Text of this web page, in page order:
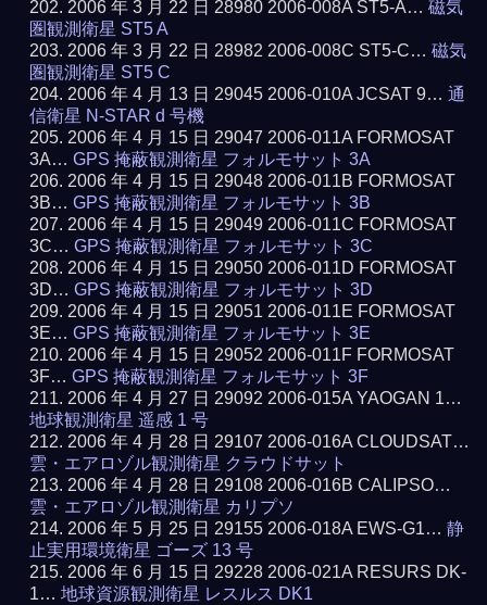
2006 年 3 月 22 日 28980 2006-008A ST5-A…磁気
圏観測衛星 ST5 A
2006 年 3 月 22 日 28982 2006-008C ST5-C…磁気
圏観測衛星 ST5 C
2006 年 4 月 13 日 29045 2006-010A JCSAT 9…通
信衛星 N-STAR d 号機
2006 年 4 月 15 日 29047 2006-011A FORMOSAT
3A…GPS 掩蔽観測衛星 フォルモサット 3A
2006 年 4 月 15 日 29048 2006-011B FORMOSAT
3B…GPS 掩蔽観測衛星 フォルモサット 3B
2006 年 4 月 15 日 29049 2006-011C FORMOSAT
3C…GPS 掩蔽観測衛星 フォルモサット 3C
2006 年 4 月 15 日 29050 2006-011D FORMOSAT
3D…GPS 掩蔽観測衛星 フォルモサット 3D
2006 年 4 月 15 日 29051 2006-011E FORMOSAT
3E…GPS 掩蔽観測衛星 フォルモサット 3E
2006 年 4 月 15 日 29052 2006-011F FORMOSAT
3F…GPS 掩蔽観測衛星 フォルモサット 3F
2006 年 4 月 27 日 29092 2006-015A YAOGAN 1…
地球観測衛星 遥感 1 号
2006 年 4 月 28 日 29107 2006-016A CLOUDSAT…
雲・エアロゾル観測衛星 クラウドサット
2006 年 4 月 28 日 29108 2006-016B CALIPSO…
雲・エアロゾル観測衛星 カリプソ
2006 年 5 月 25 日 29155 2006-018A EWS-G1…静
止実用環境衛星 ゴーズ 13 号
2006 年 6 月 15 日 29228 2006-021A RESURS DK-
1…地球資源観測衛星 レスルス DK1